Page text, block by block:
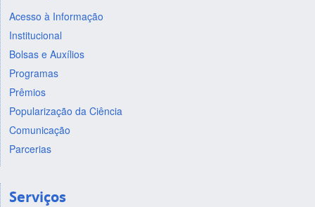
Acesso à Informação
Institucional
Bolsas e Auxílios
Programas
Prêmios
Popularização da Ciência
Comunicação
Parcerias
Serviços